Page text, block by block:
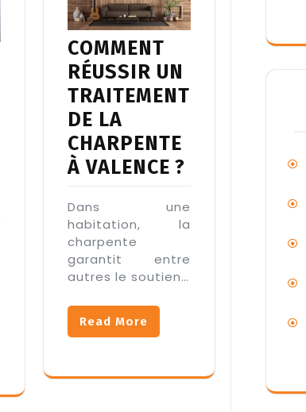
COMMENT
RÉUSSIR UN
TRAITEMENT
DE LA
CHARPENTE
À VALENCE ?
Dans une
habitation, la
charpente
garantit entre
autres le soutien…
Read More